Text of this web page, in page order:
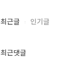
최근글 인기글
최근댓글